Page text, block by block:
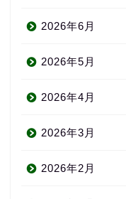
2026年6月
2026年5月
2026年4月
2026年3月
2026年2月